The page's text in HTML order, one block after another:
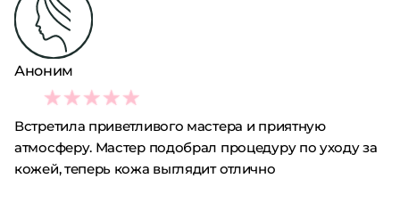
Аноним
4
Встретила приветливого мастера и приятную
атмосферу. Мастер подобрал процедуру по уходу за
кожей, теперь кожа выглядит отлично